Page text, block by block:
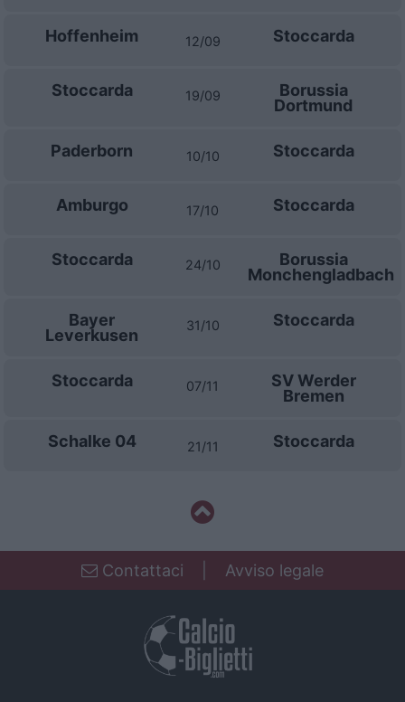
Hoffenheim 12/09 Stoccarda
Stoccarda 19/09
Borussia
Dortmund
Paderborn 10/10 Stoccarda
Amburgo 17/10 Stoccarda
Stoccarda 24/10
Borussia
Monchengladbach
Bayer
Leverkusen
31/10 Stoccarda
Stoccarda 07/11
SV Werder
Bremen
Schalke 04 21/11 Stoccarda
Contattaci Avviso legale